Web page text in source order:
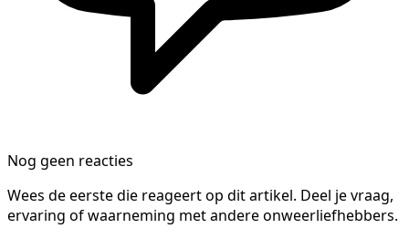
Nog geen reacties
Wees de eerste die reageert op dit artikel. Deel je vraag,
ervaring of waarneming met andere onweerliefhebbers.